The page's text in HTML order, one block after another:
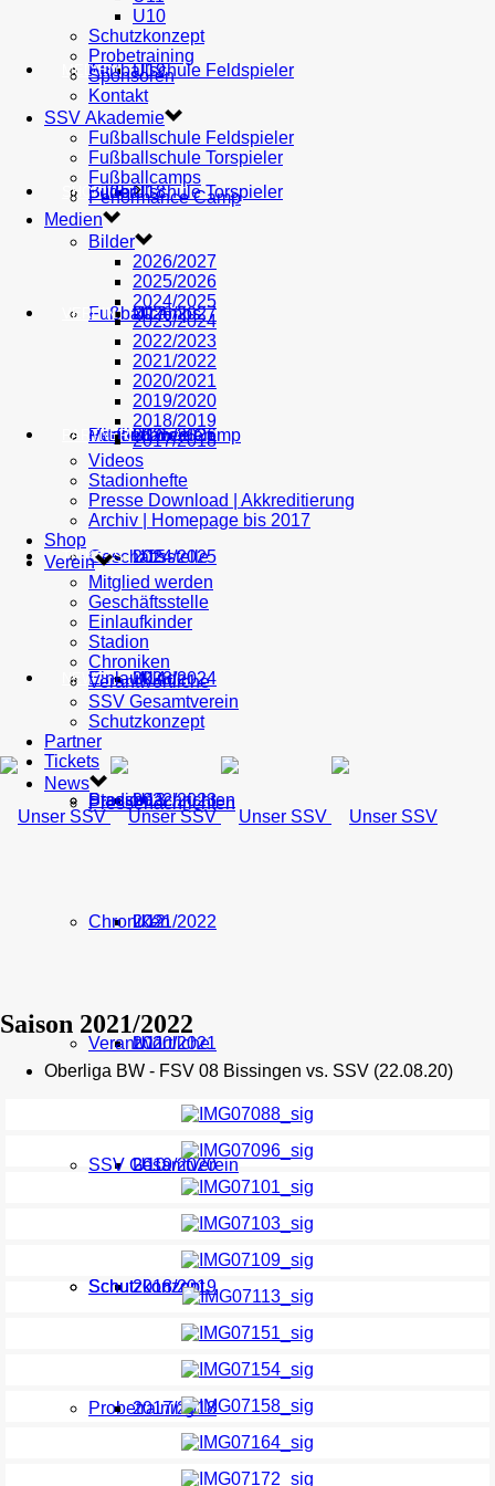
AH U19
U18
U17
U16
U15
U14
U13
U12
U11
U10
Schutzkonzept
Probetraining
Fußballschule Feldspieler
Fußballschule Torspieler
Fußballcamps
Performance Camp
MEDIEN
Bilder
2026/2027
2025/2026
2024/2025
2023/2024
2022/2023
2021/2022
2020/2021
2019/2020
2018/2019
2017/2018
SHOP
VEREIN
Mitglied werden
Geschäftsstelle
Einlaufkinder
Stadion
Chroniken
Verantwortliche
SSV Gesamtverein
Schutzkonzept
PARTNER
TICKETS
NEWS
Pressenachrichten
U10
Schutzkonzept
Probetraining
Sponsoren
Kontakt
SSV Akademie
Fußballschule Feldspieler
Fußballschule Torspieler
Fußballcamps
Performance Camp
Medien
Bilder
2026/2027
2025/2026
2024/2025
2023/2024
2022/2023
2021/2022
2020/2021
2019/2020
2018/2019
2017/2018
Videos
Stadionhefte
Presse Download | Akkreditierung
Archiv | Homepage bis 2017
Shop
Verein
Mitglied werden
Geschäftsstelle
Einlaufkinder
Stadion
Chroniken
Verantwortliche
SSV Gesamtverein
Schutzkonzept
Partner
Tickets
News
Pressenachrichten
Saison 2021/2022
Oberliga BW - FSV 08 Bissingen vs. SSV (22.08.20)